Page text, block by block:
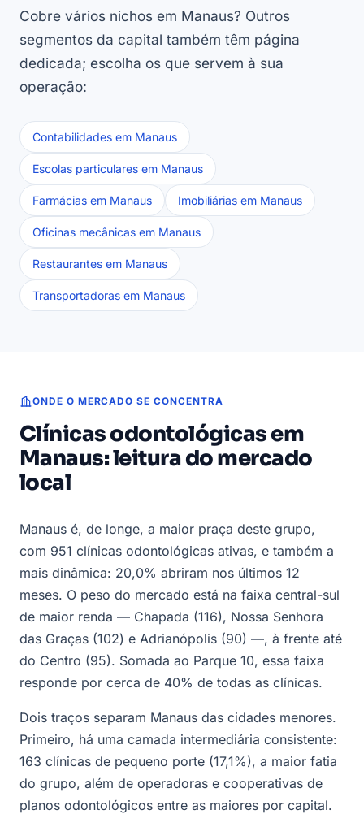
Cobre vários nichos em Manaus? Outros
segmentos da capital também têm página
dedicada; escolha os que servem à sua
operação:
Contabilidades em Manaus
Escolas particulares em Manaus
Farmácias em Manaus Imobiliárias em Manaus
Oficinas mecânicas em Manaus
Restaurantes em Manaus
Transportadoras em Manaus
ONDE O MERCADO SE CONCENTRA
Clínicas odontológicas em
Manaus: leitura do mercado
local
Manaus é, de longe, a maior praça deste grupo,
com 951 clínicas odontológicas ativas, e também a
mais dinâmica: 20,0% abriram nos últimos 12
meses. O peso do mercado está na faixa central-sul
de maior renda — Chapada (116), Nossa Senhora
das Graças (102) e Adrianópolis (90) —, à frente até
do Centro (95). Somada ao Parque 10, essa faixa
responde por cerca de 40% de todas as clínicas.
Dois traços separam Manaus das cidades menores.
Primeiro, há uma camada intermediária consistente:
163 clínicas de pequeno porte (17,1%), a maior fatia
do grupo, além de operadoras e cooperativas de
planos odontológicos entre as maiores por capital.